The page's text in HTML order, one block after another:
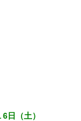
日（土）